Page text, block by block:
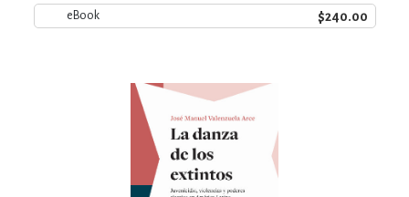
eBook $240.00